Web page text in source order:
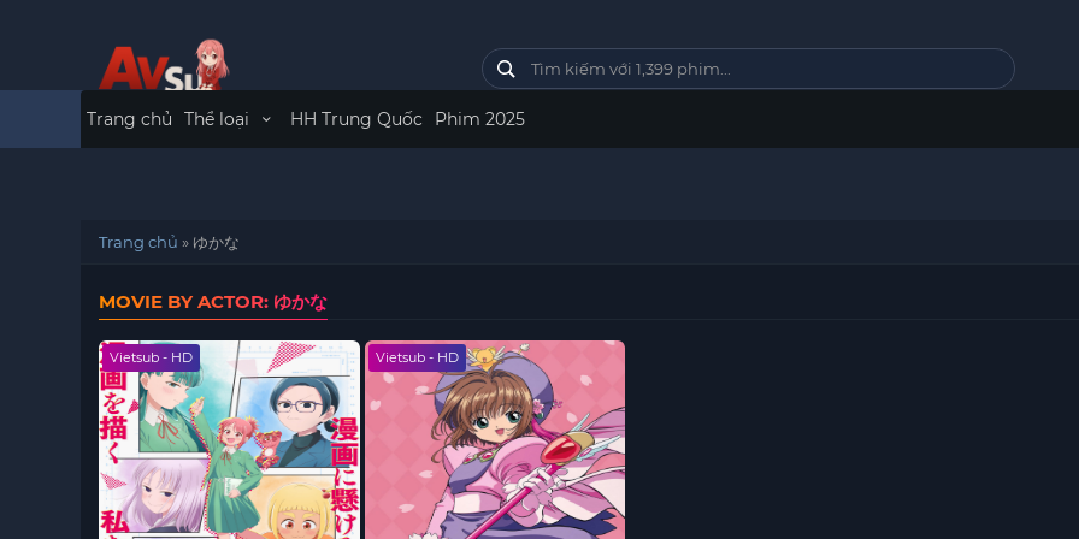
Trang chủ Thể loại HH Trung Quốc Phim 2025
Trang chủ » ゆかな
MOVIE BY ACTOR: ゆかな
Vietsub - HD Vietsub - HD